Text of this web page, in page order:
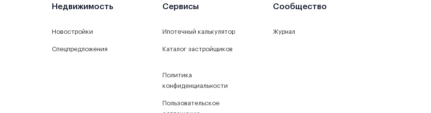
Недвижимость
Новостройки
Спецпредложения
Сервисы
Ипотечный калькулятор
Каталог застройщиков
Политика
конфиденциальности
Пользовательское
Сообщество
Журнал